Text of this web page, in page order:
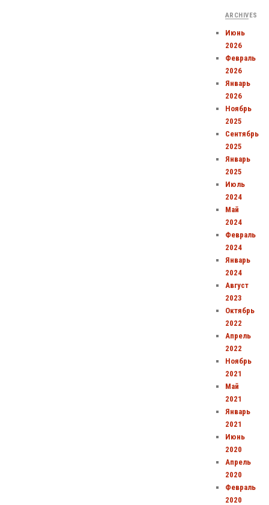
ARCHIVES
Июнь
2026
Февраль
2026
Январь
2026
Ноябрь
2025
Сентябрь
2025
Январь
2025
Июль
2024
Май
2024
Февраль
2024
Январь
2024
Август
2023
Октябрь
2022
Апрель
2022
Ноябрь
2021
Май
2021
Январь
2021
Июнь
2020
Апрель
2020
Февраль
2020